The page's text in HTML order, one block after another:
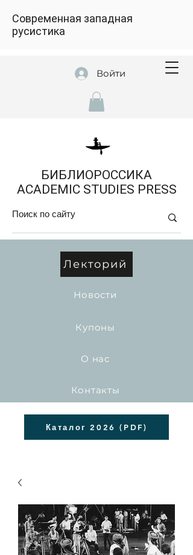
Войти
БИБЛИОРОССИКА
ACADEMIC STUDIES PRESS
Современная западная
русистика
Лекторий
Новости
Купоны
О нас
Контакты
Каталог 2026 (PDF)